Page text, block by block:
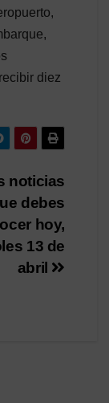
diez
noticias
debes
hoy,
13 de
abril